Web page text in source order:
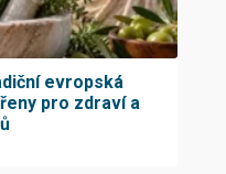
evropská
pro zdraví a